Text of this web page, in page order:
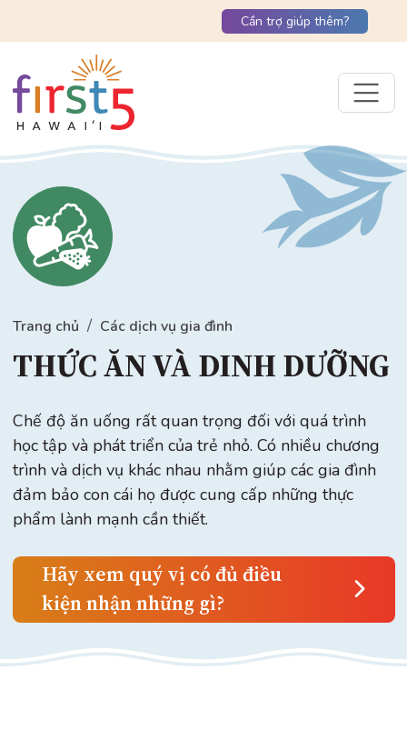
Cần trợ giúp thêm?
Trang chủ Các dịch vụ gia đình
THỨC ĂN VÀ DINH DƯỠNG
Chế độ ăn uống rất quan trọng đối với quá trình
học tập và phát triển của trẻ nhỏ. Có nhiều chương
trình và dịch vụ khác nhau nhằm giúp các gia đình
đảm bảo con cái họ được cung cấp những thực
phẩm lành mạnh cần thiết.
Hãy xem quý vị có đủ điều
kiện nhận những gì?